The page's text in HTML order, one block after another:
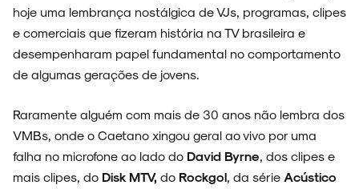
SOBRE
hoje uma lembrança nostálgica de VJs, programas, clipes
e comerciais que fizeram história na TV brasileira e
desempenharam papel fundamental no comportamento
de algumas gerações de jovens.
Raramente alguém com mais de 30 anos não lembra dos
VMBs, onde o Caetano xingou geral ao vivo por uma
falha no microfone ao lado do David Byrne, dos clipes e
mais clipes, do Disk MTV, do Rockgol, da série Acústico